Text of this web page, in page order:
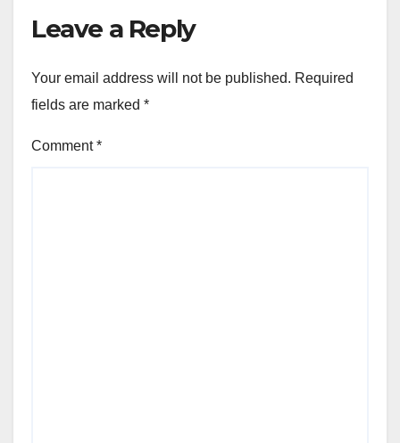
Leave a Reply
Your email address will not be published. Required
fields are marked *
Comment*